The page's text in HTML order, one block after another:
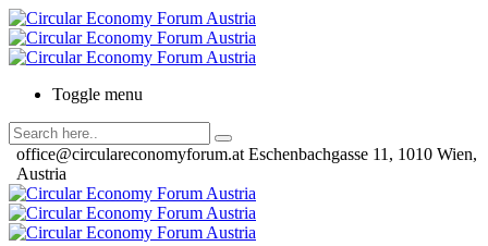
Toggle menu
office@circulareconomyforum.at Eschenbachgasse 11, 1010 Wien,
Austria